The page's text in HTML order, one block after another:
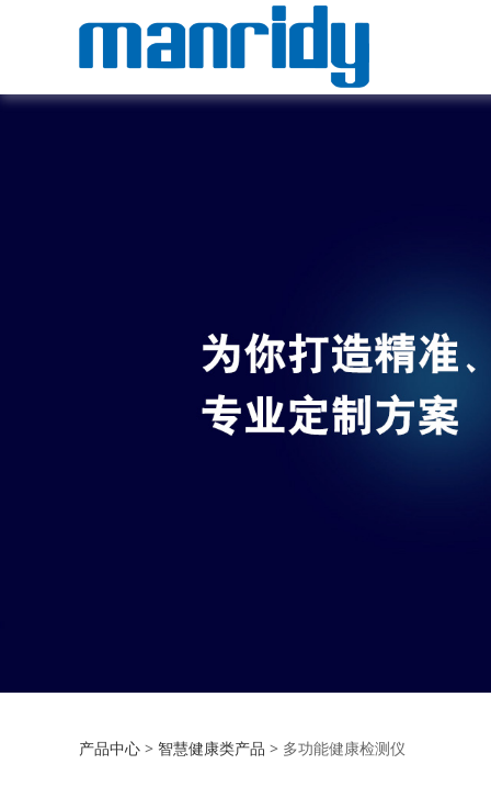
多功能健康检测仪
产品中心 > 智慧健康类产品 > 多功能健康检测仪